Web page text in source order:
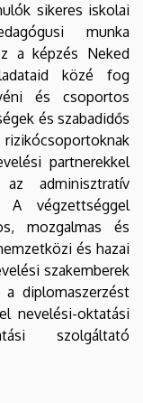
sikeres iskolai
munka
a képzés Neked
közé fog
és csoportos
és szabadidős
partnerekkel
adminisztratív
A végzettséggel
mozgalmas és
és hazai
szakemberek
diplomaszerzést
nevelési-oktatási
szolgáltató